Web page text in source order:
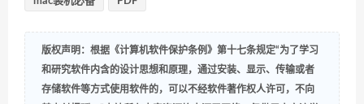
版权声明：根据《计算机软件保护条例》第十七条规定“为了学习
和研究软件内含的设计思想和原理，通过安装、显示、传输或者
存储软件等方式使用软件的，可以不经软件著作权人许可，不向